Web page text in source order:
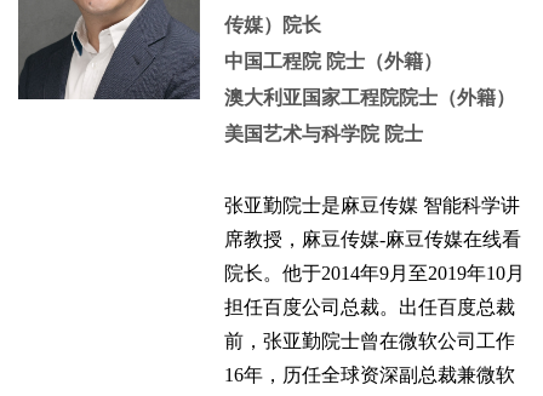
传媒）院长
中国工程院 院士（外籍）
澳大利亚国家工程院院士（外籍）
美国艺术与科学院 院士
张亚勤院士是麻豆传媒 智能科学讲
席教授，麻豆传媒-麻豆传媒在线看
院长。他于2014年9月至2019年10月
担任百度公司总裁。出任百度总裁
前，张亚勤院士曾在微软公司工作
16年，历任全球资深副总裁兼微软